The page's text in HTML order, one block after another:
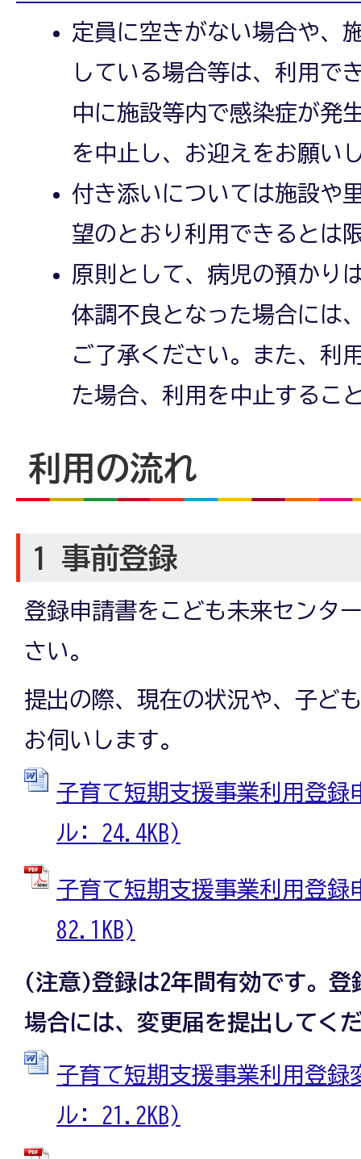
定員に空きがない場合や、
している場合等は、利用で
中に施設等内で感染症が発
を中止し、お迎えをお願い
付き添いについては施設や
望のとおり利用できるとは
原則として、病児の預かり
体調不良となった場合には
ご了承ください。また、利
た場合、利用を中止するこ
利用の流れ
1 事前登録
登録申請書をこども未来センタ
さい。
提出の際、現在の状況や、子ど
お伺いします。
子育て短期支援事業利用登録
ル: 24.4KB)
子育て短期支援事業利用登録
82.1KB)
(注意)登録は2年間有効です。登
場合には、変更届を提出してく
子育て短期支援事業利用登録
ル: 21.2KB)